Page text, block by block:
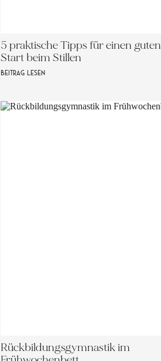
5 praktische Tipps für einen guten
Start beim Stillen
BEITRAG LESEN
Rückbildungsgymnastik im